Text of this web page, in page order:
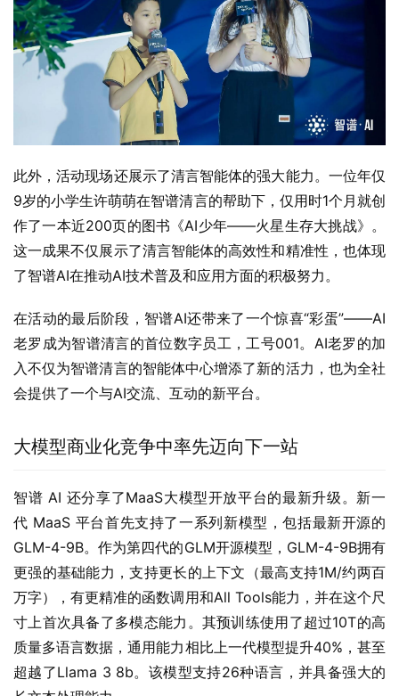
此外，活动现场还展示了清言智能体的强大能力。一位年仅
9岁的小学生许萌萌在智谱清言的帮助下，仅用时1个月就创
作了一本近200页的图书《AI少年——火星生存大挑战》。
这一成果不仅展示了清言智能体的高效性和精准性，也体现
了智谱AI在推动AI技术普及和应用方面的积极努力。
在活动的最后阶段，智谱AI还带来了一个惊喜“彩蛋”——AI
老罗成为智谱清言的首位数字员工，工号001。AI老罗的加
入不仅为智谱清言的智能体中心增添了新的活力，也为全社
会提供了一个与AI交流、互动的新平台。
大模型商业化竞争中率先迈向下一站
智谱 AI 还分享了MaaS大模型开放平台的最新升级。新一
代 MaaS 平台首先支持了一系列新模型，包括最新开源的
GLM-4-9B。作为第四代的GLM开源模型，GLM-4-9B拥有
更强的基础能力，支持更长的上下文（最高支持1M/约两百
万字），有更精准的函数调用和All Tools能力，并在这个尺
寸上首次具备了多模态能力。其预训练使用了超过10T的高
质量多语言数据，通用能力相比上一代模型提升40%，甚至
超越了Llama 3 8b。该模型支持26种语言，并具备强大的